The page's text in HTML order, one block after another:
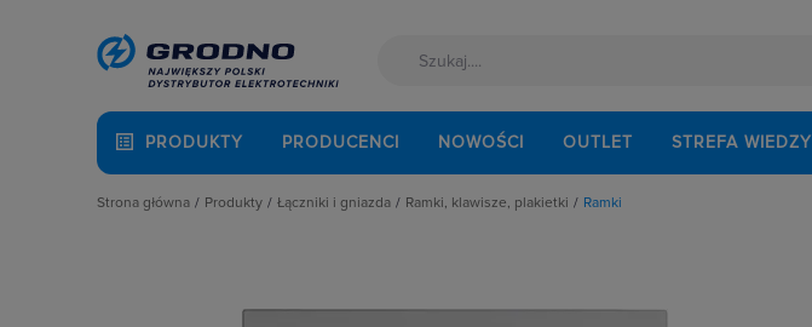
PRODUKTY PRODUCENCI NOWOŚCI OUTLET STREFA WIEDZY
Strona główna
Produkty
Fotowoltaika
Łączniki i gniazda
Przyciski
Ramki, klawisze, plakietki
Ramki